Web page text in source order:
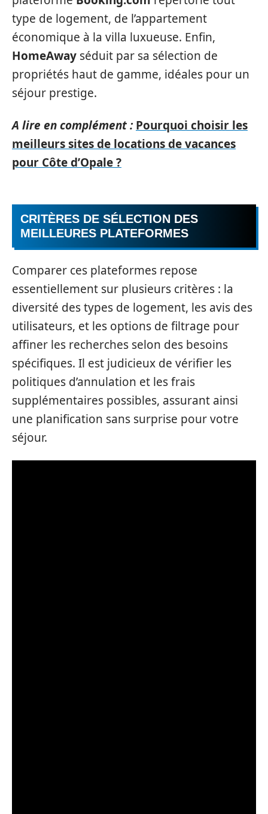
type de logement, de l’appartement
économique à la villa luxueuse. Enfin,
HomeAway séduit par sa sélection de
propriétés haut de gamme, idéales pour un
séjour prestige.
A lire en complément : Pourquoi choisir les
meilleurs sites de locations de vacances
pour Côte d’Opale ?
CRITÈRES DE SÉLECTION DES
MEILLEURES PLATEFORMES
Comparer ces plateformes repose
essentiellement sur plusieurs critères : la
diversité des types de logement, les avis des
utilisateurs, et les options de filtrage pour
affiner les recherches selon des besoins
spécifiques. Il est judicieux de vérifier les
politiques d’annulation et les frais
supplémentaires possibles, assurant ainsi
une planification sans surprise pour votre
séjour.